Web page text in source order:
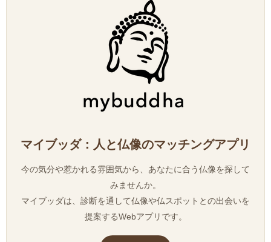
マイブッダ：人と仏像のマッチングアプリ
今の気分や惹かれる雰囲気から、あなたに合う仏像を探して
みませんか。
マイブッダは、診断を通して仏像や仏スポットとの出会いを
提案するWebアプリです。